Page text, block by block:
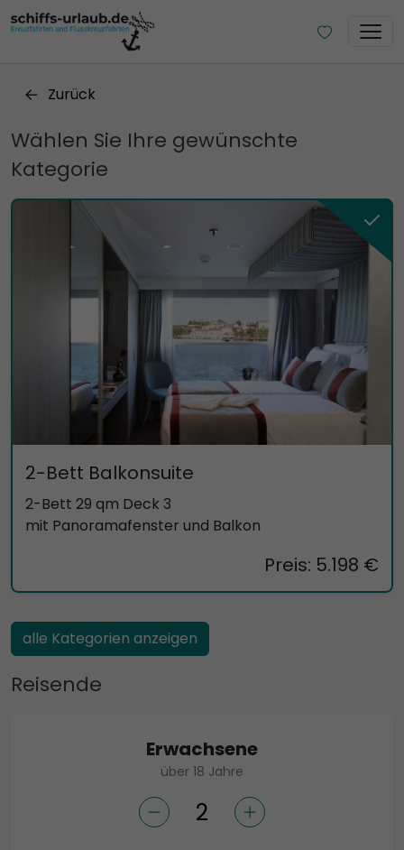
Zurück
Wählen Sie Ihre gewünschte
Kategorie
2-Bett Balkonsuite
2-Bett 29 qm Deck 3
mit Panoramafenster und Balkon
Preis: 5.198 €
alle Kategorien anzeigen
Reisende
Erwachsene
über 18 Jahre